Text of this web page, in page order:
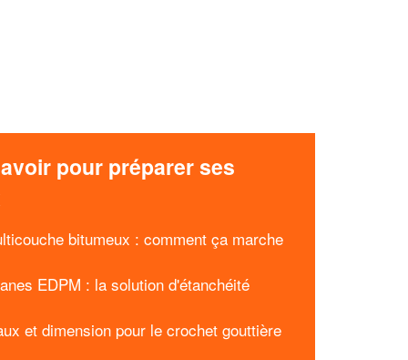
pour préparer ses
bitumeux : comment ça marche
EDPM : la solution d'étanchéité
et dimension pour le crochet gouttière